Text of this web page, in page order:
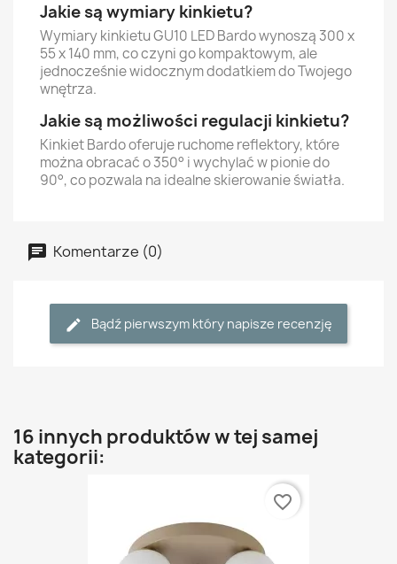
Jakie są wymiary kinkietu?
Wymiary kinkietu GU10 LED Bardo wynoszą 300 x
55 x 140 mm, co czyni go kompaktowym, ale
jednocześnie widocznym dodatkiem do Twojego
wnętrza.
Jakie są możliwości regulacji kinkietu?
Kinkiet Bardo oferuje ruchome reflektory, które
można obracać o 350° i wychylać w pionie do
90°, co pozwala na idealne skierowanie światła.
Komentarze (0)
Bądź pierwszym który napisze recenzję
16 innych produktów w tej samej
kategorii:
favorite_border